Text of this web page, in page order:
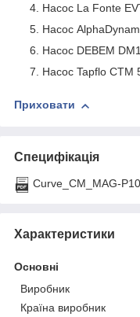
Насос La Fonte
Насос
Насос DEBEM
Насос Tapflo CTM
Приховати
Специфікація
Curve_CM_MAG-
Характеристики
Основні
Виробник
Країна виробник